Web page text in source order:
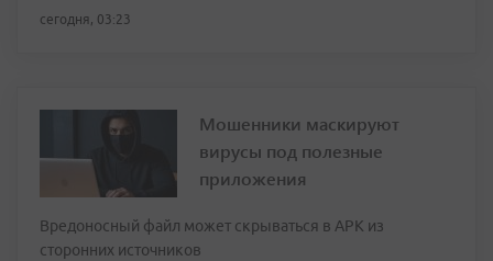
сегодня, 03:23
Мошенники маскируют
вирусы под полезные
приложения
Вредоносный файл может скрываться в APK из
сторонних источников